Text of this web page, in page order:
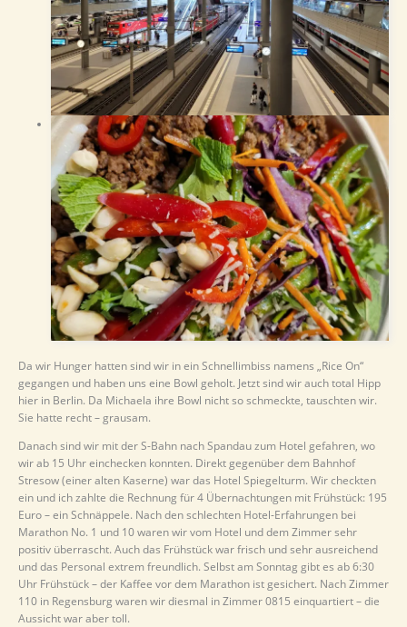
Da wir Hunger hatten sind wir in ein Schnellimbiss namens „Rice On“
gegangen und haben uns eine Bowl geholt. Jetzt sind wir auch total Hipp
hier in Berlin. Da Michaela ihre Bowl nicht so schmeckte, tauschten wir.
Sie hatte recht – grausam.
Danach sind wir mit der S-Bahn nach Spandau zum Hotel gefahren, wo
wir ab 15 Uhr einchecken konnten. Direkt gegenüber dem Bahnhof
Stresow (einer alten Kaserne) war das Hotel Spiegelturm. Wir checkten
ein und ich zahlte die Rechnung für 4 Übernachtungen mit Frühstück: 195
Euro – ein Schnäppele. Nach den schlechten Hotel-Erfahrungen bei
Marathon No. 1 und 10 waren wir vom Hotel und dem Zimmer sehr
positiv überrascht. Auch das Frühstück war frisch und sehr ausreichend
und das Personal extrem freundlich. Selbst am Sonntag gibt es ab 6:30
Uhr Frühstück – der Kaffee vor dem Marathon ist gesichert. Nach Zimmer
110 in Regensburg waren wir diesmal in Zimmer 0815 einquartiert – die
Aussicht war aber toll.